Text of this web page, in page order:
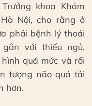
khoa Khám
Nội, cho rằng ở
phải bệnh lý thoái
với thiếu ngủ,
quá mức và rối
tượng não quá tải
hơn.